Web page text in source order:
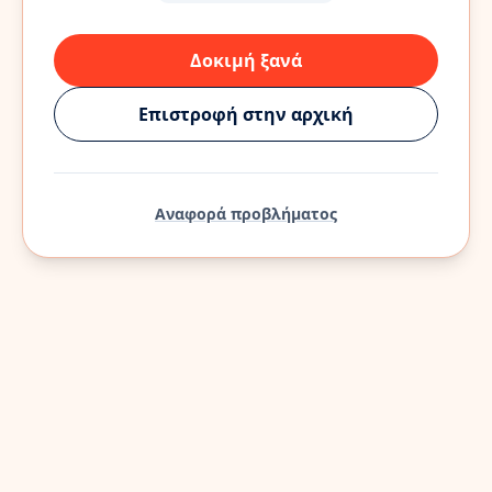
Δοκιμή ξανά
Επιστροφή στην αρχική
Αναφορά προβλήματος